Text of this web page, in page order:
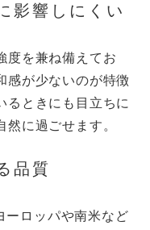
影響しにくい
度を兼ね備えてお
感が少ないのが特徴
るときにも目立ちに
然に過ごせます。
品質
ーロッパや南米など